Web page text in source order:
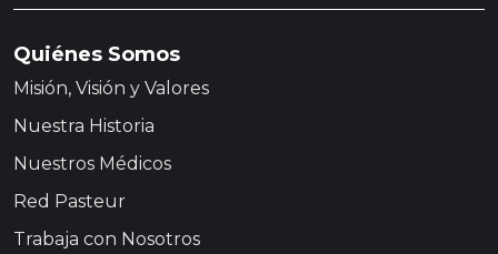
Quiénes Somos
Misión, Visión y Valores
Nuestra Historia
Nuestros Médicos
Red Pasteur
Trabaja con Nosotros